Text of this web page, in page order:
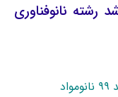
رشته نانوفناوری